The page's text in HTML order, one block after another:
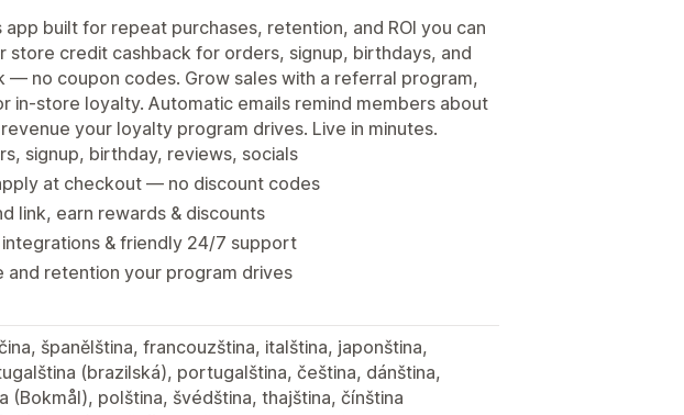
built for repeat purchases, retention, and ROI you can
store credit cashback for orders, signup, birthdays, and
— no coupon codes. Grow sales with a referral program,
in-store loyalty. Automatic emails remind members about
your loyalty program drives. Live in minutes.
signup, birthday, reviews, socials
at checkout — no discount codes
link, earn rewards & discounts
& friendly 24/7 support
and retention your program drives
španělština, francouzština, italština, japonština,
(brazilská), portugalština, čeština, dánština,
(Bokmål), polština, švédština, thajština, čínština